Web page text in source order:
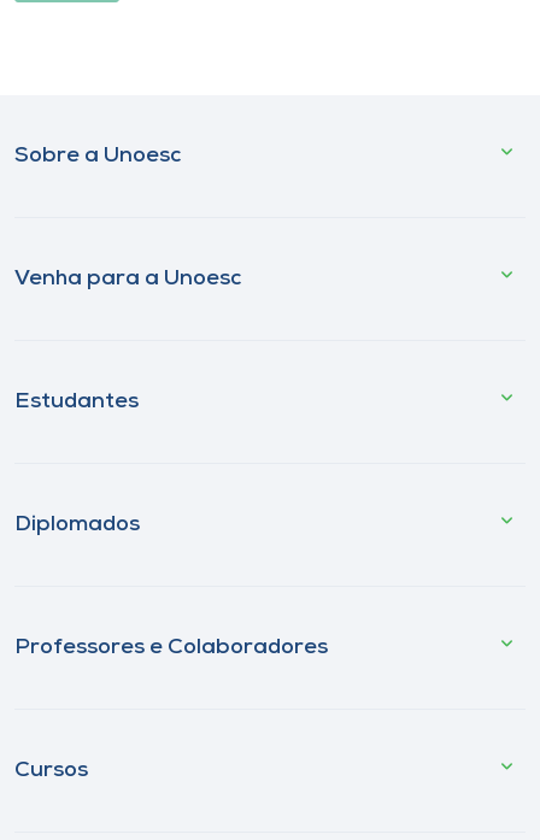
Sobre a Unoesc
Venha para a Unoesc
Estudantes
Diplomados
Professores e Colaboradores
Cursos